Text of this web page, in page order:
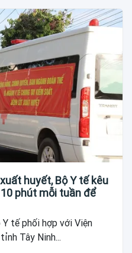
huyết, Bộ Y tế kêu
phút mỗi tuần để
tế phối hợp với Viện
Tây Ninh...